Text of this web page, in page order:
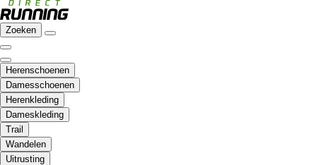
Zoeken
Herenschoenen
Damesschoenen
Herenkleding
Dameskleding
Trail
Wandelen
Uitrusting